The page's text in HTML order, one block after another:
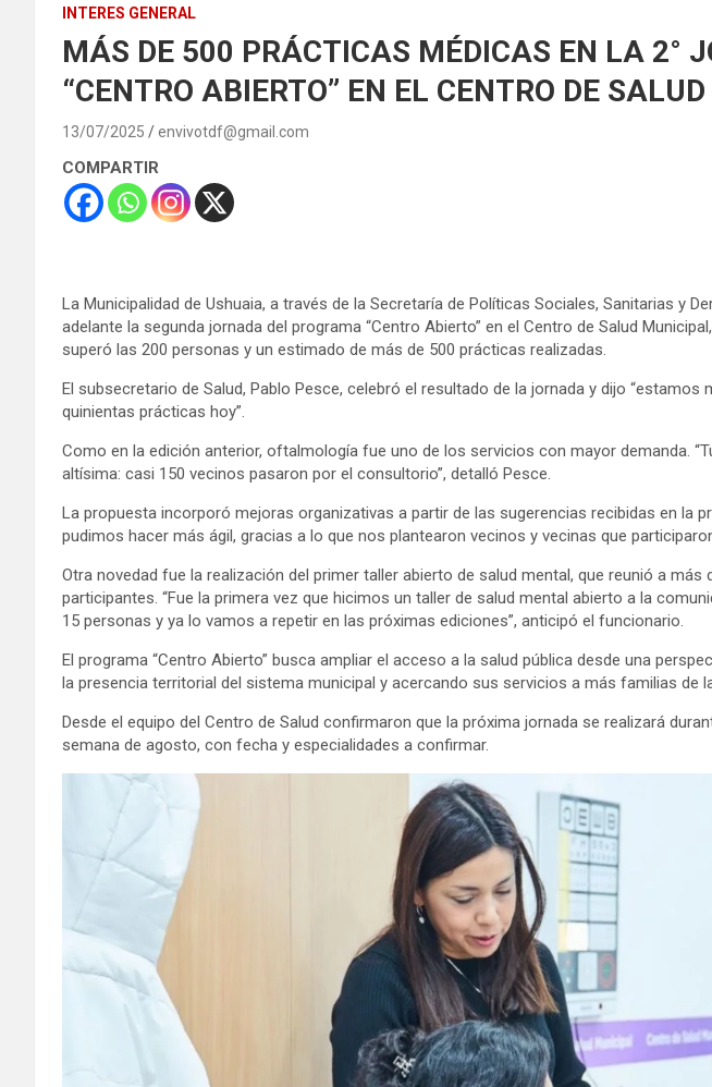
INTERES GENERAL
MÁS DE 500 PRÁCTICAS MÉDICAS EN LA 2°
“CENTRO ABIERTO” EN EL CENTRO DE
13/07/2025 envivotdf@gmail.com
COMPARTIR
La Municipalidad de Ushuaia, a través de la Secretaría de Políticas Sociales, Sanitarias y
adelante la segunda jornada del programa “Centro Abierto” en el Centro de Salud
superó las 200 personas y un estimado de más de 500 prácticas realizadas.
El subsecretario de Salud, Pablo Pesce, celebró el resultado de la jornada y dijo
quinientas prácticas hoy”.
Como en la edición anterior, oftalmología fue uno de los servicios con mayor demanda.
altísima: casi 150 vecinos pasaron por el consultorio”, detalló Pesce.
La propuesta incorporó mejoras organizativas a partir de las sugerencias recibidas en la
pudimos hacer más ágil, gracias a lo que nos plantearon vecinos y vecinas que
Otra novedad fue la realización del primer taller abierto de salud mental, que reunió a más
participantes. “Fue la primera vez que hicimos un taller de salud mental abierto a la
15 personas y ya lo vamos a repetir en las próximas ediciones”, anticipó el funcionario.
El programa “Centro Abierto” busca ampliar el acceso a la salud pública desde una
la presencia territorial del sistema municipal y acercando sus servicios a más familias de
Desde el equipo del Centro de Salud confirmaron que la próxima jornada se realizará
semana de agosto, con fecha y especialidades a confirmar.